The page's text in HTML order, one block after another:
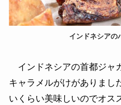
インドネシアの
インドネシアの首都ジャ
キャラメルがけがありまし
いくらい美味しいのでオス